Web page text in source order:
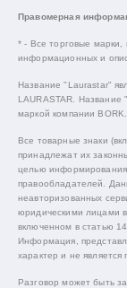
Правомерная
* - Все торговые марки,
информационных и
Название "Laurastar"
LAURASTAR. Название
маркой компании BORK.
Все товарные знаки
принадлежат их
целью информирования
правообладателей.
неавторизованных
юридическими лицами
включенном в статью
Информация,
характер и не является
Разговор может быть